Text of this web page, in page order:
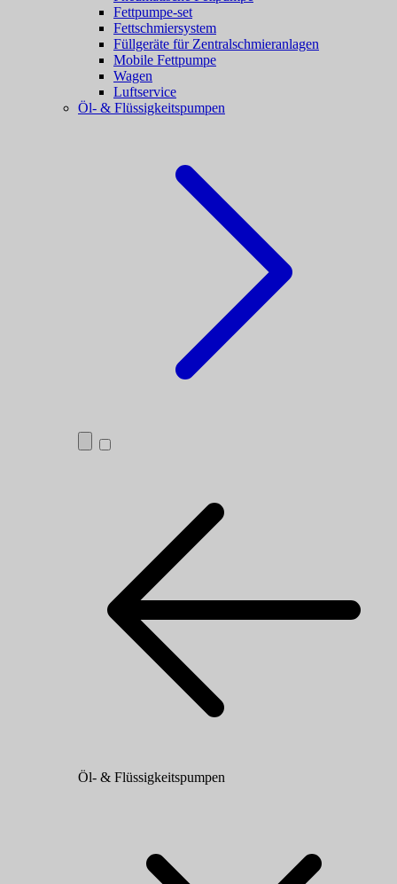
Fettpumpe-set
Fettschmiersystem
Füllgeräte für Zentralschmieranlagen
Mobile Fettpumpe
Wagen
Luftservice
Öl- & Flüssigkeitspumpen
Öl- & Flüssigkeitspumpen